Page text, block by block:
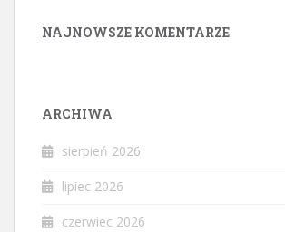
NAJNOWSZE KOMENTARZE
ARCHIWA
sierpień 2026
lipiec 2026
czerwiec 2026